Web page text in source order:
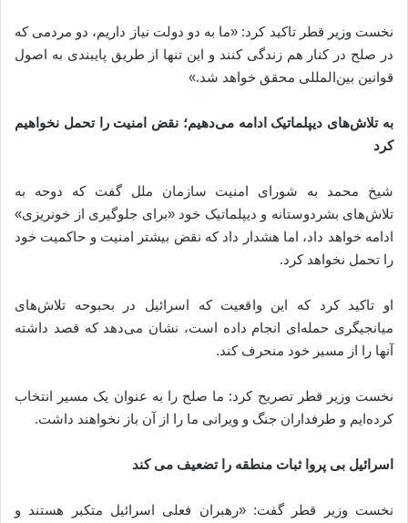
نخست وزیر قطر تاکید کرد: «ما به دو دولت نیاز داریم، دو مردمی که
در صلح در کنار هم زندگی کنند و این تنها از طریق پایبندی به اصول
قوانین بین‌المللی محقق خواهد شد.»
به تلاش‌های دیپلماتیک ادامه می‌دهیم؛ نقض امنیت را تحمل نخواهیم
کرد
شیخ محمد به شورای امنیت سازمان ملل گفت که دوحه به
تلاش‌های بشردوستانه و دیپلماتیک خود «برای جلوگیری از خونریزی»
ادامه خواهد داد، اما هشدار داد که نقض بیشتر امنیت و حاکمیت خود
را تحمل نخواهد کرد.
او تاکید کرد که این واقعیت که اسرائیل در بحبوحه تلاش‌های
میانجیگری حمله‌ای انجام داده است، نشان می‌دهد که قصد داشته
آنها را از مسیر خود منحرف کند.
نخست وزیر قطر تصریح کرد: ما صلح را به عنوان یک مسیر انتخاب
کرده‌ایم و طرفداران جنگ و ویرانی ما را از آن باز نخواهند داشت.
اسرائیل بی پروا ثبات منطقه را تضعیف می کند
نخست وزیر قطر گفت: «رهبران فعلی اسرائیل متکبر هستند و